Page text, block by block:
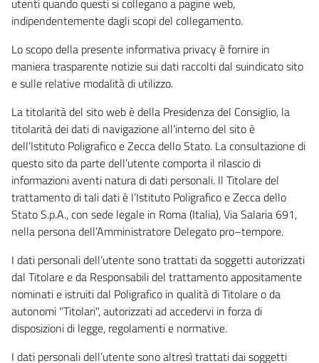
utenti quando questi si collegano a pagine web,
indipendentemente dagli scopi del collegamento.
Lo scopo della presente informativa privacy è fornire in
maniera trasparente notizie sui dati raccolti dal suindicato sito
e sulle relative modalità di utilizzo.
La titolarità del sito web è della Presidenza del Consiglio, la
titolarità dei dati di navigazione all’interno del sito è
dell’Istituto Poligrafico e Zecca dello Stato. La consultazione di
questo sito da parte dell’utente comporta il rilascio di
informazioni aventi natura di dati personali. Il Titolare del
trattamento di tali dati è l’Istituto Poligrafico e Zecca dello
Stato S.p.A., con sede legale in Roma (Italia), Via Salaria 691,
nella persona dell’Amministratore Delegato pro–tempore.
I dati personali dell’utente sono trattati da soggetti autorizzati
dal Titolare e da Responsabili del trattamento appositamente
nominati e istruiti dal Poligrafico in qualità di Titolare o da
autonomi "Titolari", autorizzati ad accedervi in forza di
disposizioni di legge, regolamenti e normative.
I dati personali dell’utente sono altresì trattati dai soggetti